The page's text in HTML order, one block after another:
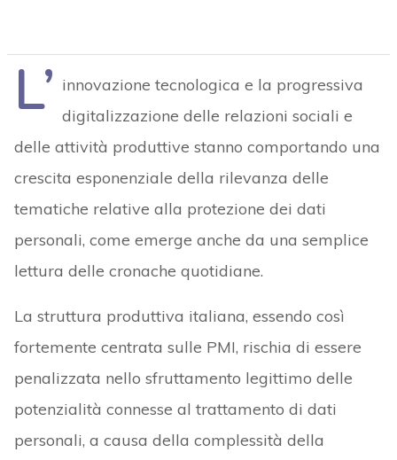
L’ innovazione tecnologica e la progressiva
digitalizzazione delle relazioni sociali e
delle attività produttive stanno comportando una
crescita esponenziale della rilevanza delle
tematiche relative alla protezione dei dati
personali, come emerge anche da una semplice
lettura delle cronache quotidiane.
La struttura produttiva italiana, essendo così
fortemente centrata sulle PMI, rischia di essere
penalizzata nello sfruttamento legittimo delle
potenzialità connesse al trattamento di dati
personali, a causa della complessità della